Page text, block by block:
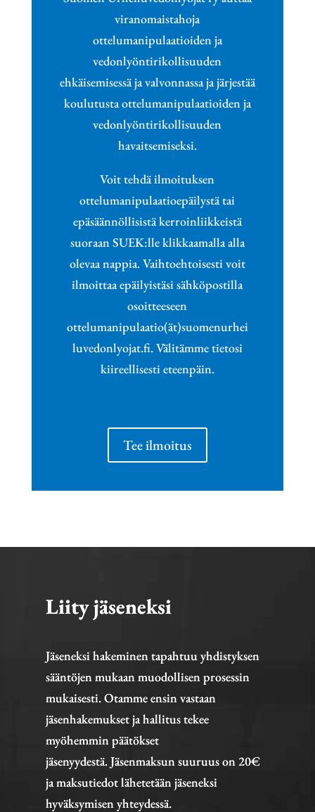
viranomaistahoja
ottelumanipulaatioiden ja
vedonlyöntirikollisuuden
ehkäisemisessä ja valvonnassa ja järjestää
koulutusta ottelumanipulaatioiden ja
vedonlyöntirikollisuuden
havaitsemiseksi.
Voit tehdä ilmoituksen
ottelumanipulaatioepäilystä tai
epäsäännöllisistä kerroinliikkeistä
suoraan SUEK:lle klikkaamalla alla
olevaa nappia. Vaihtoehtoisesti voit
ilmoittaa epäilyistäsi sähköpostilla
osoitteeseen
ottelumanipulaatio(ät)suomenurhei
luvedonlyojat.fi. Välitämme tietosi
kiireellisesti eteenpäin.
Tee ilmoitus
Liity jäseneksi
Jäseneksi hakeminen tapahtuu yhdistyksen
sääntöjen mukaan muodollisen prosessin
mukaisesti. Otamme ensin vastaan
jäsenhakemukset ja hallitus tekee
myöhemmin päätökset
jäsenyydestä. Jäsenmaksun suuruus on 20€
ja maksutiedot lähetetään jäseneksi
hyväksymisen yhteydessä.